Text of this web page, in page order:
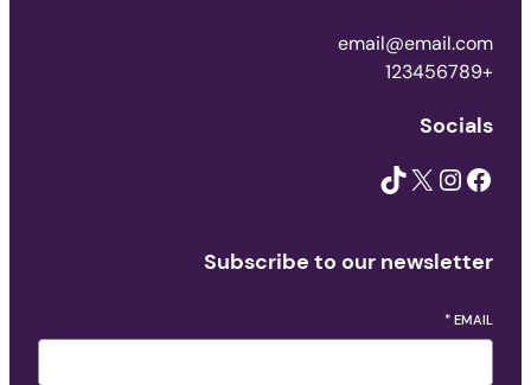
email@email.com
+123456789
Socials
Facebook
Instagram
X
TikTok
Subscribe to our newsletter
EMAIL
*